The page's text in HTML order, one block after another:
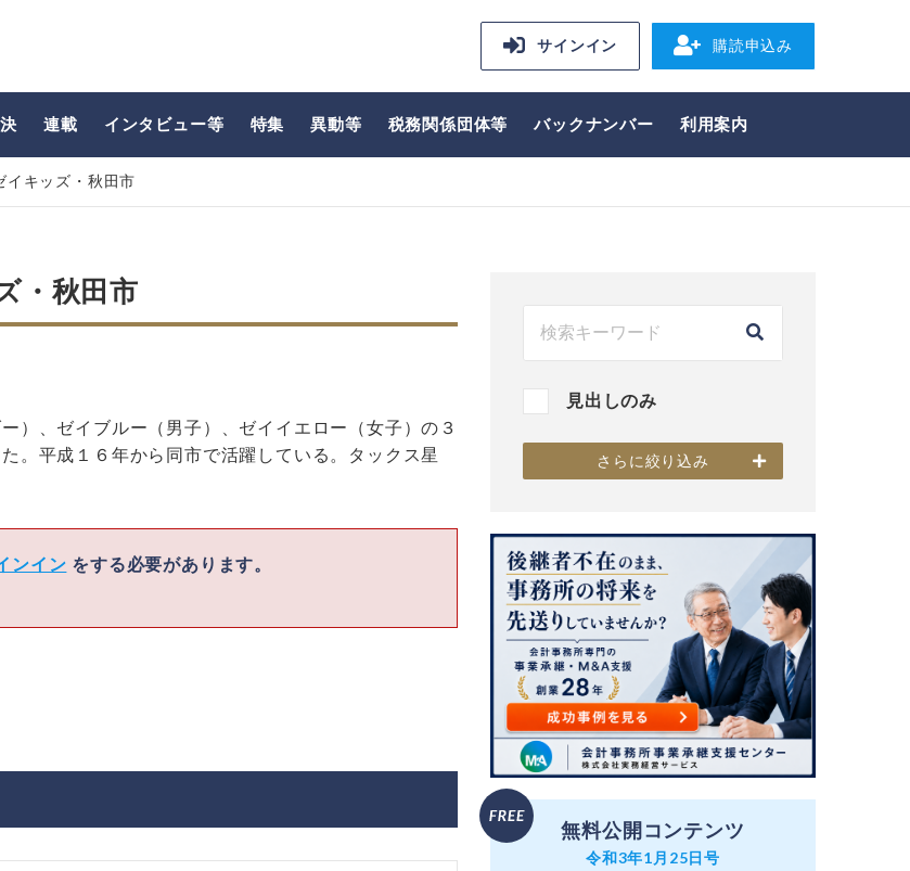
サインイン 購読申込み
連載 インタビュー等 特集 異動等 税務関係団体等 バックナンバー 利用案内
イキッズ・秋田市
・秋田市
）、ゼイブルー（男子）、ゼイイエロー（女子）の３
。平成１６年から同市で活躍している。タックス星
ンイン をする必要があります。
見出しのみ
さらに絞り込み
無料公開コンテンツ
令和3年1月25日号